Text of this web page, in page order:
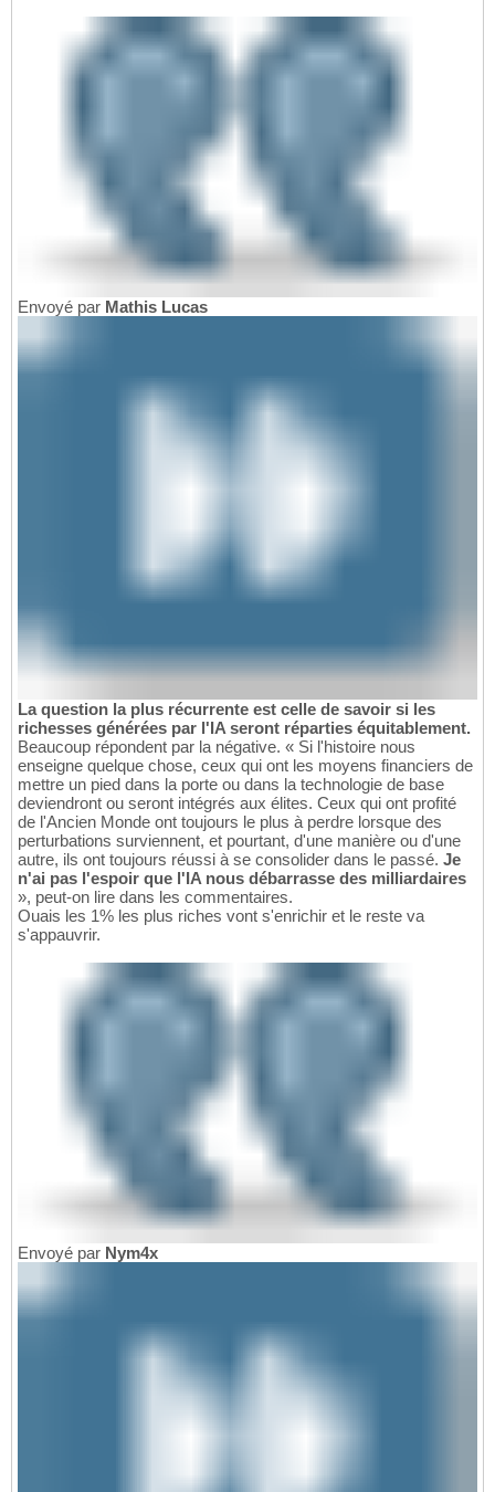
Envoyé par Mathis Lucas
La question la plus récurrente est celle de savoir si les
richesses générées par l'IA seront réparties équitablement.
Beaucoup répondent par la négative. « Si l'histoire nous
enseigne quelque chose, ceux qui ont les moyens financiers de
mettre un pied dans la porte ou dans la technologie de base
deviendront ou seront intégrés aux élites. Ceux qui ont profité
de l'Ancien Monde ont toujours le plus à perdre lorsque des
perturbations surviennent, et pourtant, d'une manière ou d'une
autre, ils ont toujours réussi à se consolider dans le passé. Je
n'ai pas l'espoir que l'IA nous débarrasse des milliardaires
», peut-on lire dans les commentaires.
Ouais les 1% les plus riches vont s'enrichir et le reste va
s'appauvrir.
Envoyé par Nym4x